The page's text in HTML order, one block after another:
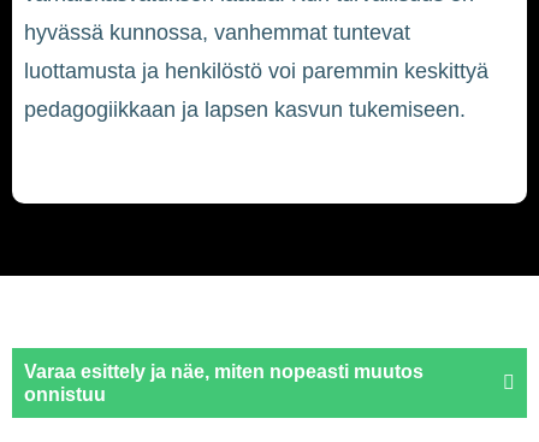
hyvässä kunnossa, vanhemmat tuntevat
luottamusta ja henkilöstö voi paremmin keskittyä
pedagogiikkaan ja lapsen kasvun tukemiseen.
Varaa esittely ja näe, miten nopeasti muutos
onnistuu